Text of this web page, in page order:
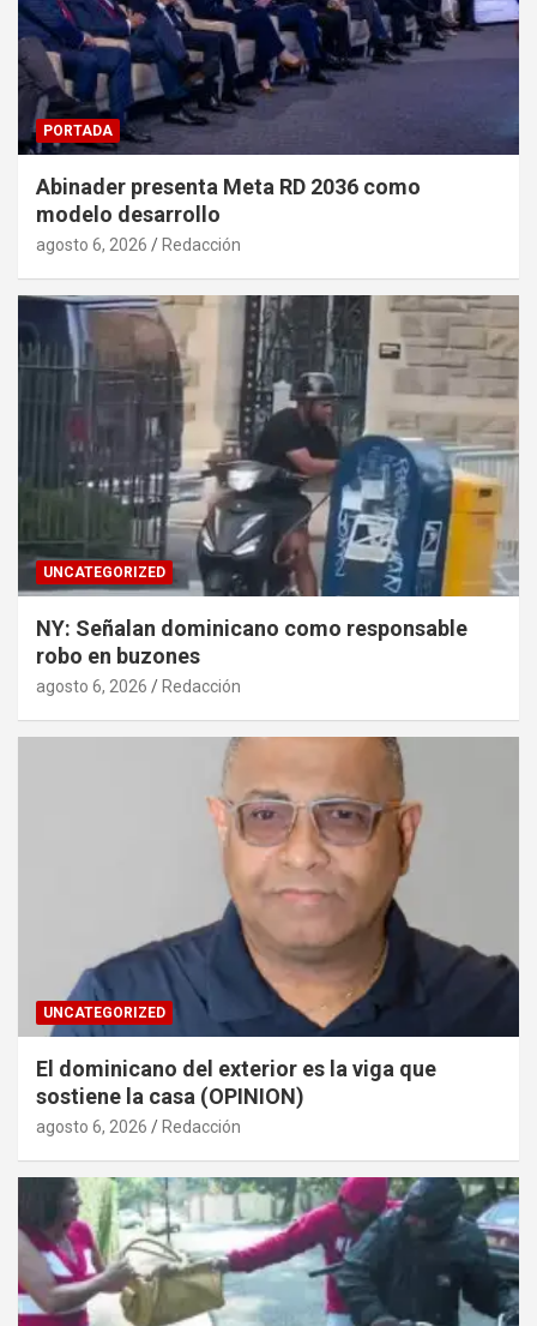
PORTADA
Abinader presenta Meta RD 2036 como
modelo desarrollo
agosto 6, 2026 Redacción
UNCATEGORIZED
NY: Señalan dominicano como responsable
robo en buzones
agosto 6, 2026 Redacción
UNCATEGORIZED
El dominicano del exterior es la viga que
sostiene la casa (OPINION)
agosto 6, 2026 Redacción